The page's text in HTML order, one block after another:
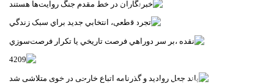
تجرد قطعي، انتخابي جديد براي سبک زندگي
نقده ،بر سر دوراهي فرصت تاريخي يا تکرار فرصت‌سوزي